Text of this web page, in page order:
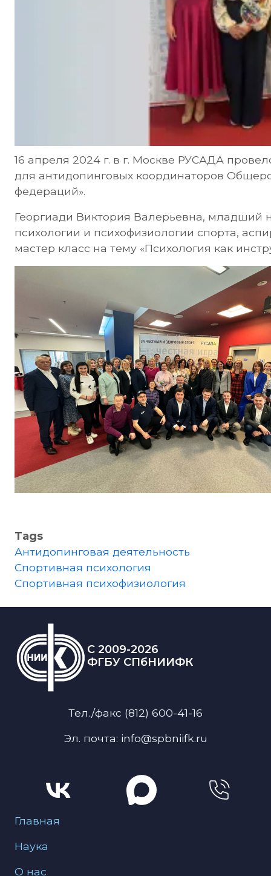
16 апреля 2024 г. в г. Москве РУСАДА
для антидопинговых координаторов
федераций».
Георгиади Виктория Валерьевна, младший
психологии и психофизиологии спорта,
мастер класс на тему «Психология как
Tags
Антидопинговая деятельность
Спортивная психология
Спортивная психофизиология
C 2009-2026
ФГБУ СПбНИИФК
Тел./факс (812) 600-41-16
Эл. почта: info@spbniifk.ru
Меню для подвала
Главная
Наука
О нас